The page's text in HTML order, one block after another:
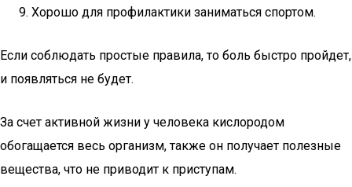
Хорошо для профилактики заниматься спортом.
Если соблюдать простые правила, то боль быстро пройдет,
и появляться не будет.
За счет активной жизни у человека кислородом
обогащается весь организм, также он получает полезные
вещества, что не приводит к приступам.